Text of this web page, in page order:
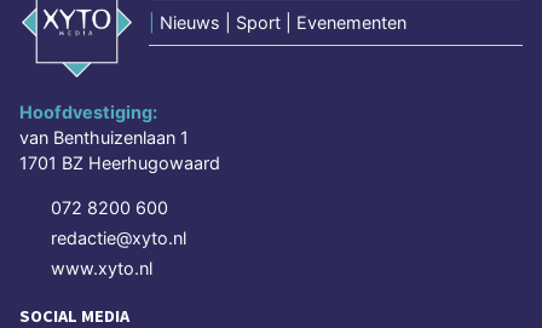
Nieuws | Sport | Evenementen
Hoofdvestiging:
van Benthuizenlaan 1
1701 BZ Heerhugowaard
072 8200 600
redactie@xyto.nl
www.xyto.nl
SOCIAL MEDIA